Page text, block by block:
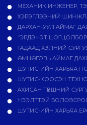
МЕХАНИК ИНЖЕНЕР,
ХЭРЭГЛЭЭНИЙ
ДАРХАН-УУЛ АЙМАГ
"ЭРДЭНЭТ
ГАДААД ХЭЛНИЙ
ӨМНӨГОВЬ АЙМАГ
ШУТИС-ИЙН ХАРЬЯА
ШУТИС-КООСЭН
АХИСАН ТҮВШНИЙ
НЭЭЛТТЭЙ
ШУТИС-ИЙН ХАРЬЯА